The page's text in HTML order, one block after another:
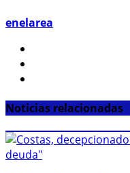
enelarea
Noticias relacionadas